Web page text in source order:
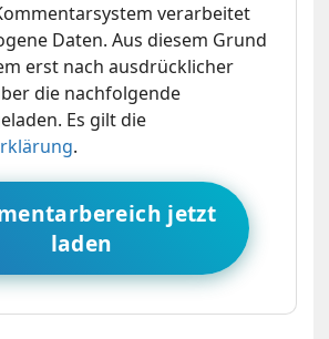
verarbeitet
Daten. Aus diesem Grund
erst nach ausdrücklicher
die nachfolgende
Es gilt die
.
jetzt
laden